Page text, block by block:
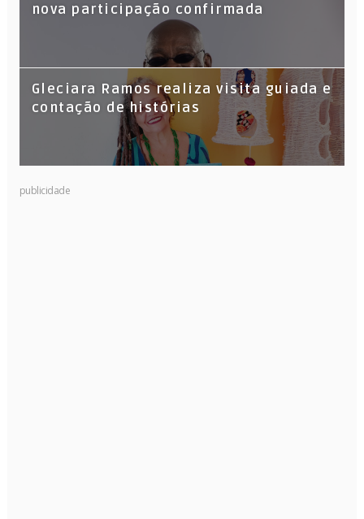
nova participação confirmada
Gleciara Ramos realiza visita guiada e
contação de histórias
publicidade